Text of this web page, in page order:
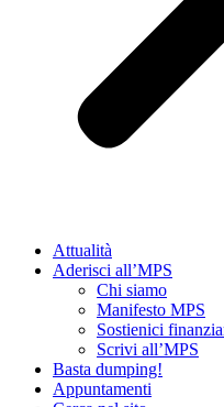
Attualità
Aderisci all’MPS
Chi siamo
Manifesto MPS
Sostienici
Scrivi all’MPS
Basta dumping!
Appuntamenti